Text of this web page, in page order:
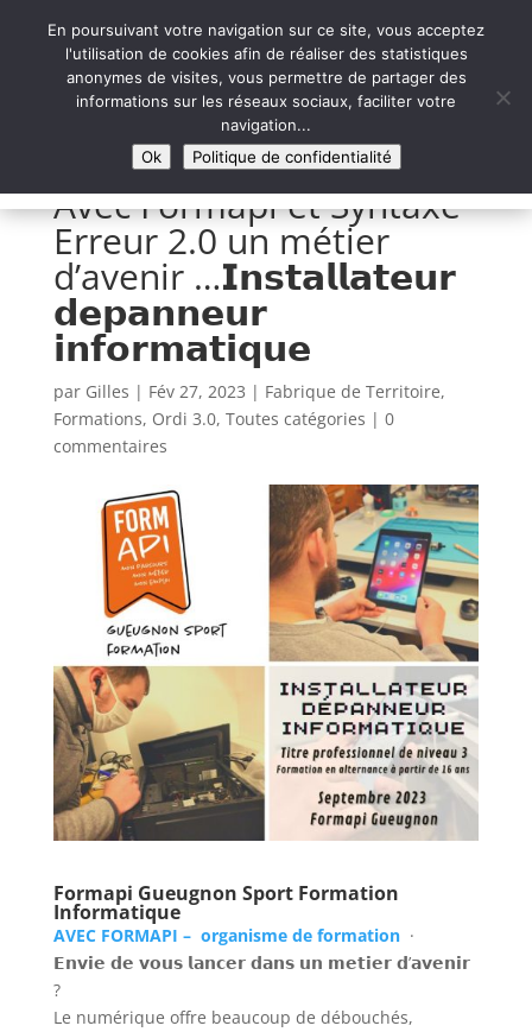
Syntaxe Erreur 2.0
LE NUMÉRIQUE SOLIDAIRE
Avec Formapi et Syntaxe
Erreur 2.0 un métier
d’avenir …𝗜𝗻𝘀𝘁𝗮𝗹𝗹𝗮𝘁𝗲𝘂𝗿
𝗱𝗲𝗽𝗮𝗻𝗻𝗲𝘂𝗿
𝗶𝗻𝗳𝗼𝗿𝗺𝗮𝘁𝗶𝗾𝘂𝗲
par Gilles | Fév 27, 2023 | Fabrique de Territoire,
Formations, Ordi 3.0, Toutes catégories | 0
commentaires
Formapi Gueugnon Sport Formation
Informatique
AVEC FORMAPI – organisme de formation ·
𝗘𝗻𝘃𝗶𝗲 𝗱𝗲 𝘃𝗼𝘂𝘀 𝗹𝗮𝗻𝗰𝗲𝗿 𝗱𝗮𝗻𝘀 𝘂𝗻 𝗺𝗲𝘁𝗶𝗲𝗿 𝗱’𝗮𝘃𝗲𝗻𝗶𝗿
?
Le numérique offre beaucoup de débouchés,
En poursuivant votre navigation sur ce site, vous acceptez
l'utilisation de cookies afin de réaliser des statistiques
anonymes de visites, vous permettre de partager des
informations sur les réseaux sociaux, faciliter votre
navigation...
Ok
Politique de confidentialité